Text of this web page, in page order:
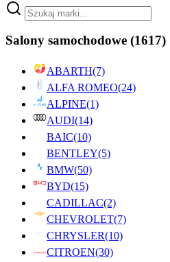
Salony samochodowe (1617)
ABARTH(7)
ALFA ROMEO(24)
ALPINE(1)
AUDI(14)
BAIC(10)
BENTLEY(5)
BMW(50)
BYD(15)
CADILLAC(2)
CHEVROLET(7)
CHRYSLER(10)
CITROEN(30)